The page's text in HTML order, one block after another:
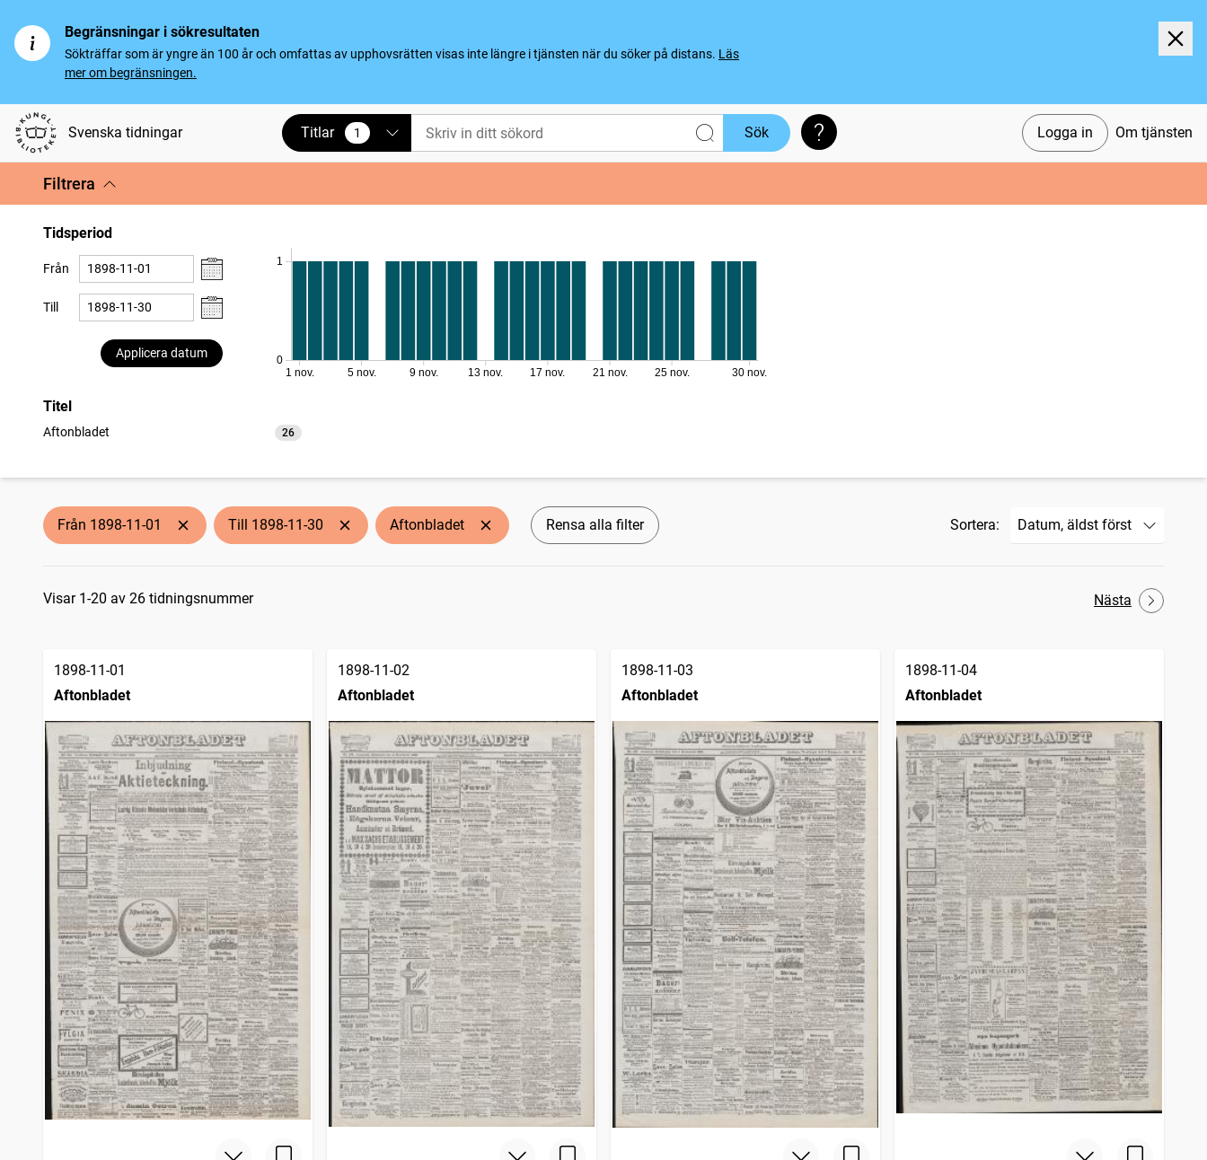
Begränsningar i sökresultaten
Sökträffar som är yngre än 100 år och omfattas av upphovsrätten visas inte längre i tjänsten när du söker på distans. Läs
mer om begränsningen.
Svenska tidningar Logga in Om tjänsten
Titlar 1
vald Sök Söktips
Filtrera
Tidsperiod
Från
Till
Applicera datum
0
1
1 nov. 5 nov. 9 nov. 13 nov. 17 nov. 21 nov. 25 nov. 30 nov.
Titel
Aftonbladet 26
träffar
Från 1898-11-01 Till 1898-11-30 Aftonbladet Rensa alla filter Sortera:
Sökresultat
Visar 1-20 av 26 tidningsnummer Nästa
1898-11-01
Aftonbladet
1898-11-02
Aftonbladet
1898-11-03
Aftonbladet
1898-11-04
Aftonbladet